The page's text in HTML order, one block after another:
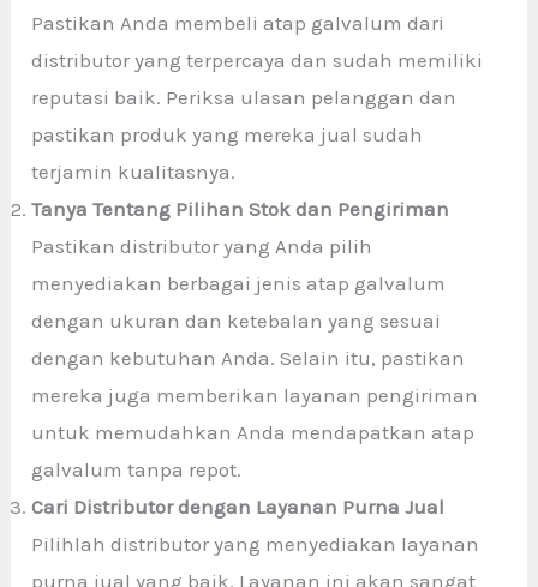
Pastikan Anda membeli atap galvalum dari
distributor yang terpercaya dan sudah memiliki
reputasi baik. Periksa ulasan pelanggan dan
pastikan produk yang mereka jual sudah
terjamin kualitasnya.
Tanya Tentang Pilihan Stok dan Pengiriman
Pastikan distributor yang Anda pilih
menyediakan berbagai jenis atap galvalum
dengan ukuran dan ketebalan yang sesuai
dengan kebutuhan Anda. Selain itu, pastikan
mereka juga memberikan layanan pengiriman
untuk memudahkan Anda mendapatkan atap
galvalum tanpa repot.
Cari Distributor dengan Layanan Purna Jual
Pilihlah distributor yang menyediakan layanan
purna jual yang baik. Layanan ini akan sangat